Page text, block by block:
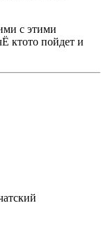
с этими
ктото пойдет и